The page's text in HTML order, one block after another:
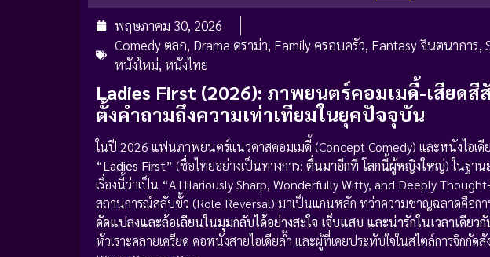
พฤษภาคม 30, 2026
Comedy ตลก, Drama ดราม่า, Family ครอบครัว, Fantasy จินตนาการ,
หนังใหม่, หนังไทย
Ladies First (2026): ภาพยนตร์คอมเมดี้-เสียด
ตั้งคำถามถึงความเท่าเทียมในยุคปัจจุบัน
ในปี 2026 แฟนภาพยนตร์แนวคาสคอมเมดี้ (Concept Comedy) และหนังไอเดี
“Ladies First” (ชื่อไทยอย่างเป็นทางการ: ตื่นมาอีกที โลกนี้ผู้หญิงใหญ่) ในฐา
เรื่องนี้ว่าเป็น “A Hilariously Sharp, Wonderfully Witty, and Deeply
สถานการณ์สลับขั้ว (Role Reversal) มาเป็นแกนหลัก ทว่าความชาญฉลาดคือกา
ดัดแปลงและล้อเลียนในมุมกลับได้อย่างสะใจ เจ็บแสบ และน่ารักในเวลาเดียว
หัวเราะคลายเครียด คอหนังสายไอเดียล้ำ และผู้ที่เคยประทับใจในสไตล์การจิกกัด